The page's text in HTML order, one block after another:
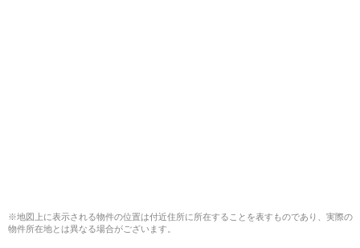
※地図上に表示される物件の位置は付近住所に所在することを表すものであり、実際の
物件所在地とは異なる場合がございます。